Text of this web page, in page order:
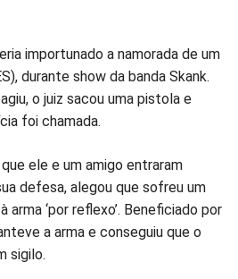
importunado a namorada de um
durante show da banda Skank.
o juiz sacou uma pistola e
foi chamada.
ele e um amigo entraram
defesa, alegou que sofreu um
arma ‘por reflexo’. Beneficiado por
a arma e conseguiu que o
sigilo.